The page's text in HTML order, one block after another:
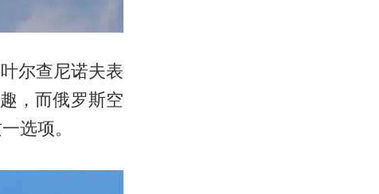
尔查尼诺夫表
，而俄罗斯空
选项。